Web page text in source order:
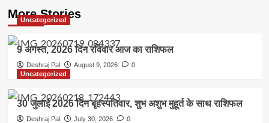
More Stories
Uncategorized
9 अगस्त, 2026 दिन रविवार आज का राशिफल
Deshraj Pal August 9, 2026
0
Uncategorized
30 जुलाई 2026 दिन बृहस्पतिवार, शुभ अशुभ मुहूर्त के साथ राशिफल
Deshraj Pal July 30, 2026
0